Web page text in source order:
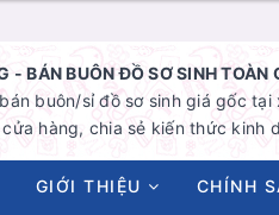
- BÁN BUÔN ĐỒ SƠ SINH TOÀN
buôn/sỉ đồ sơ sinh giá gốc tại
hàng, chia sẻ kiến thức kinh
GIỚI THIỆU CHÍNH